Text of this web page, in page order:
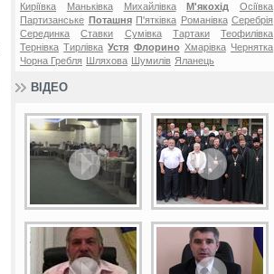
Киріївка
Маньківка Михайлівка М'якохід
Осіївка
Партизанське Поташня П'ятківка Романівка Серебрія
Серединка
Ставки Сумівка Тартаки
Теофилівка
Тернівка Тирлівка Устя Флорино Хмарівка Чернятка
Чорна Гребля
Шляхова Шумилів Яланець
ВІДЕО